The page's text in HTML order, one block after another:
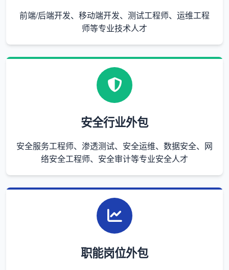
前端/后端开发、移动端开发、测试工程师、运维工程
师等专业技术人才
安全行业外包
安全服务工程师、渗透测试、安全运维、数据安全、网
络安全工程师、安全审计等专业安全人才
职能岗位外包